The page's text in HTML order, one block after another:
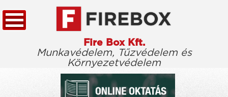
Fire Box Kft.
Munkavédelem, Tűzvédelem és
Környezetvédelem
KEZDŐLAP
TÖRVÉNYTÁR